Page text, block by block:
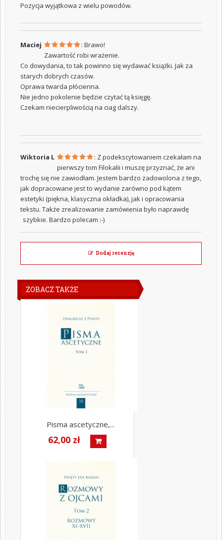
Pozycja wyjątkowa z wielu powodów.
Maciej
: Brawo!
Zawartość robi wrażenie.
Co dowydania, to tak powinno się wydawać książki. Jak za
starych dobrych czasów.
Oprawa twarda płócienna.
Nie jedno pokolenie będzie czytać tą księgę.
Czekam niecierpliwością na ciag dalszy.
Wiktoria L
: Z podekscytowaniem czekałam na
pierwszy tom Filokalii i muszę przyznać, że ani
trochę się nie zawiodłam. Jestem bardzo zadowolona z tego,
jak dopracowane jest to wydanie zarówno pod kątem
estetyki (piękna, klasyczna okładka), jak i opracowania
tekstu. Także zrealizowanie zamówienia było naprawdę
szybkie. Bardzo polecam :-)
Dodaj recenzję
ZOBACZ TAKŻE
Pisma ascetyczne,...
62,00 zł